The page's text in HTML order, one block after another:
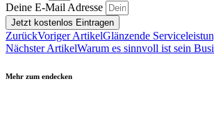
Deine E-Mail Adresse
Jetzt kostenlos Eintragen
ZurückVoriger ArtikelGlänzende
Nächster ArtikelWarum es sinnvoll ist sein
Mehr zum endecken